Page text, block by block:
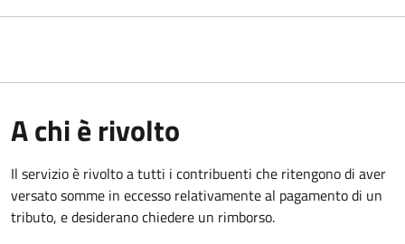
A chi è rivolto
Il servizio è rivolto a tutti i contribuenti che ritengono di aver
versato somme in eccesso relativamente al pagamento di un
tributo, e desiderano chiedere un rimborso.